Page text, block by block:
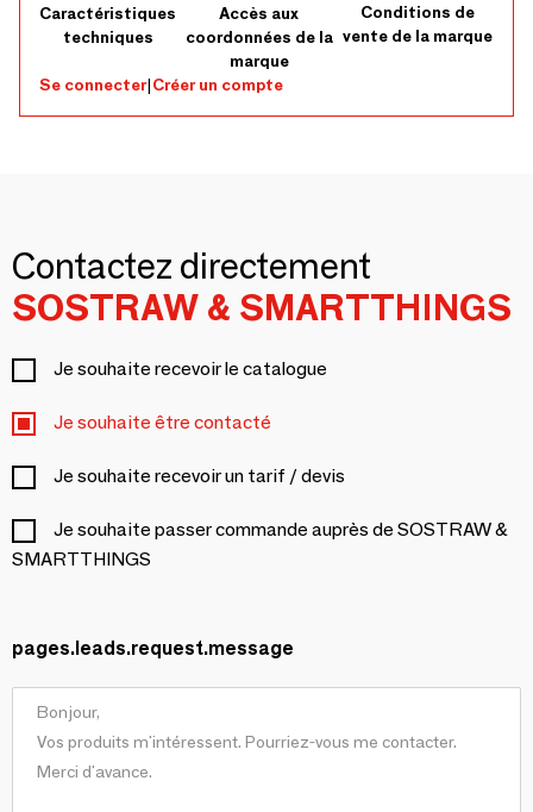
Caractéristiques
techniques
Accès aux
coordonnées de la
marque
Conditions de
vente de la marque
Se connecter|Créer un compte
Contactez directement
SOSTRAW & SMARTTHINGS
Je souhaite recevoir le catalogue
Je souhaite être contacté
Je souhaite recevoir un tarif / devis
Je souhaite passer commande auprès de SOSTRAW &
SMARTTHINGS
pages.leads.request.message